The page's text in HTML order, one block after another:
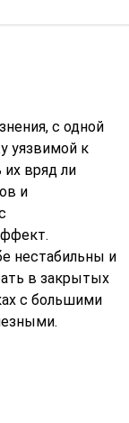
с одной
уязвимой к
их вряд ли
и
нестабильны и
в закрытых
с большими